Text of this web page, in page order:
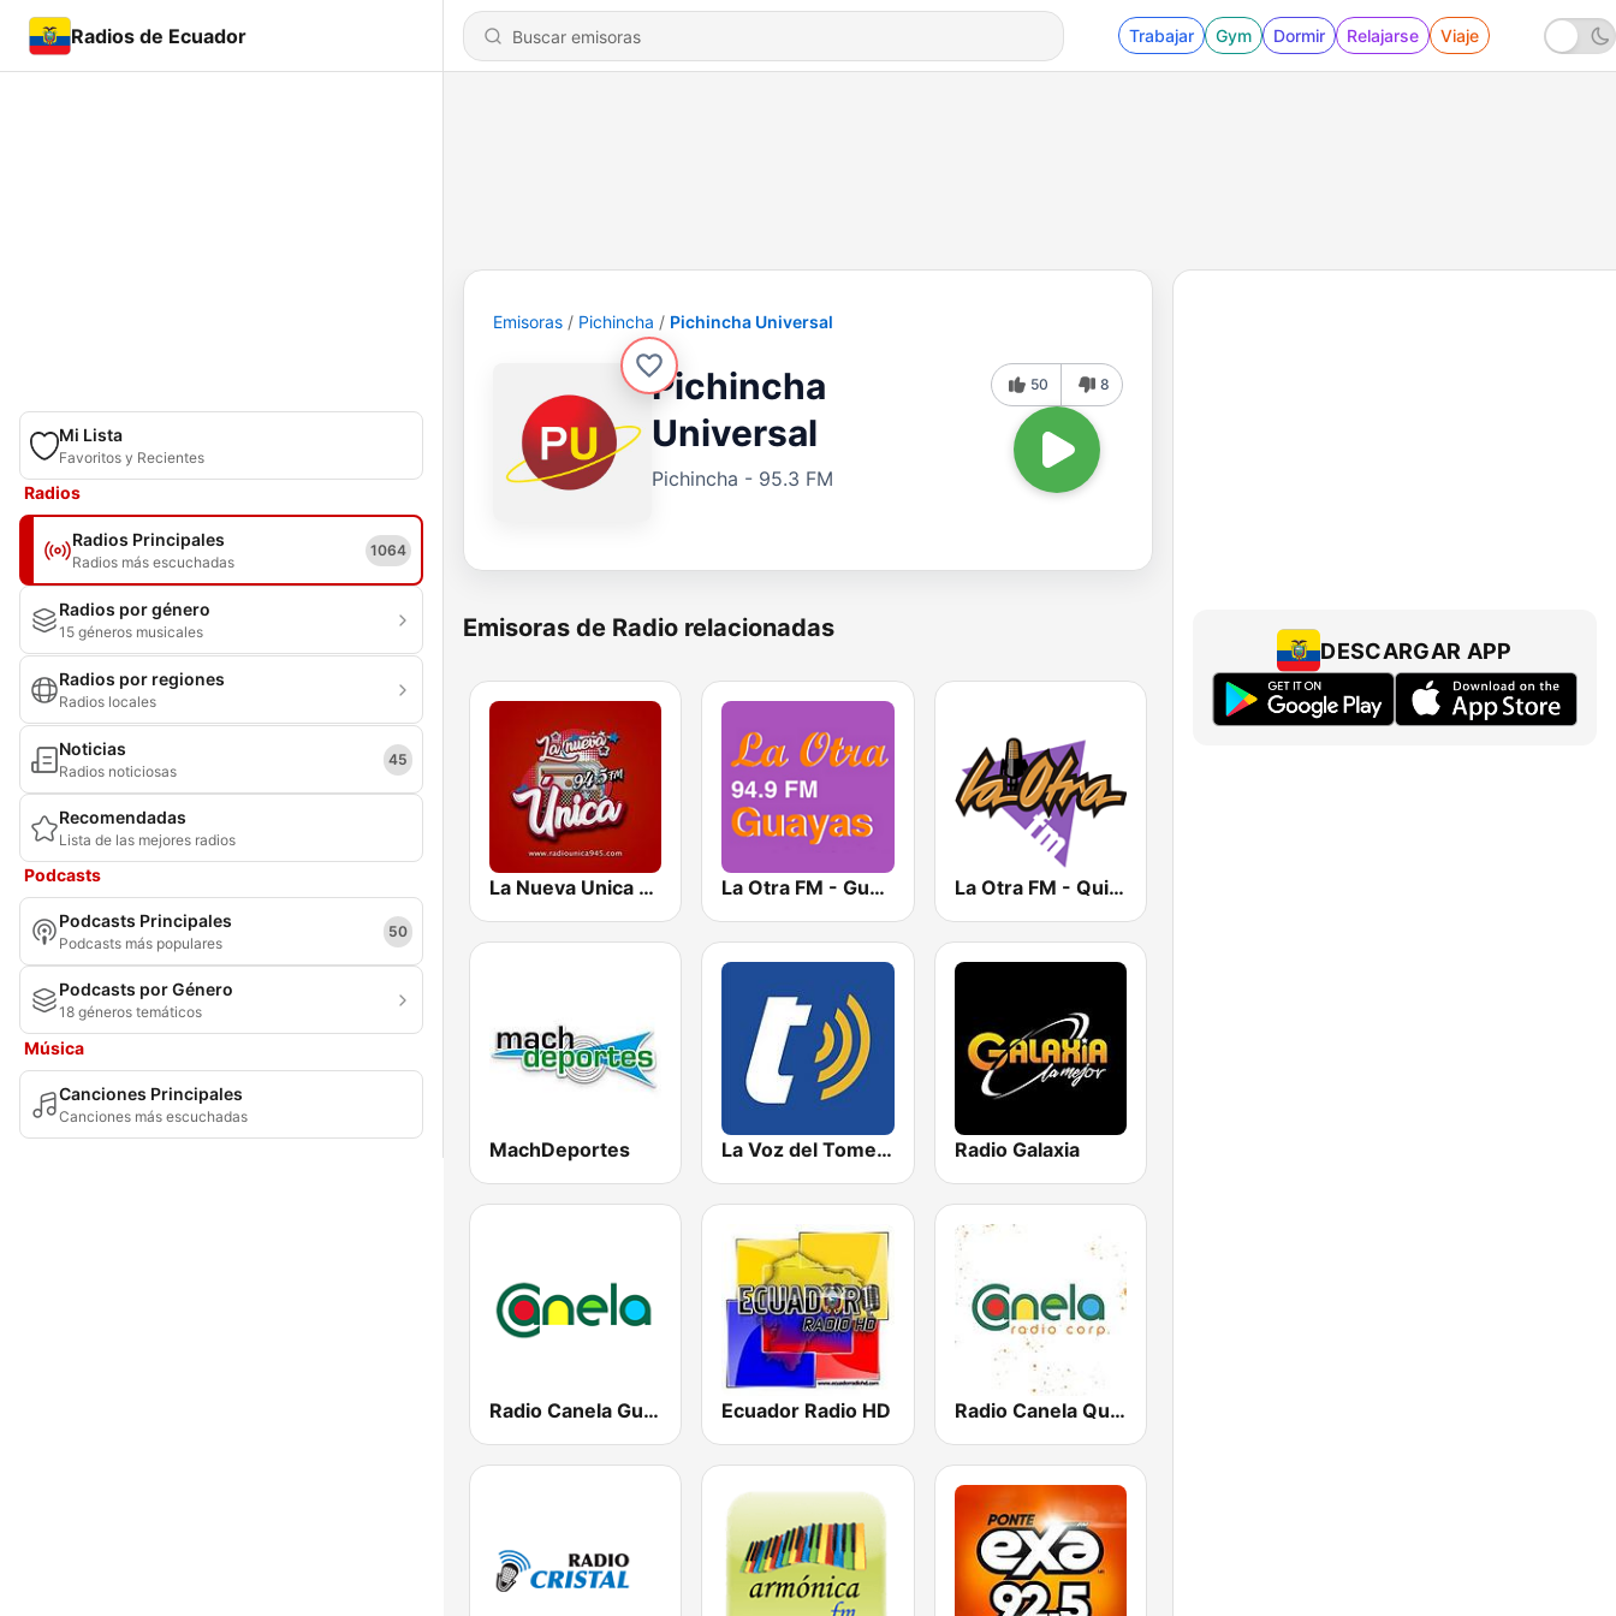
Radios de Ecuador Trabajar Gym Dormir Relajarse Viaje
Mi Lista
Favoritos y Recientes
Radios
Radios Principales
Radios más escuchadas
1064
Radios por género
15 géneros musicales
Radios por regiones
Radios locales
Noticias
Radios noticiosas
45
Recomendadas
Lista de las mejores radios
Podcasts
Podcasts Principales
Podcasts más populares
50
Podcasts por Género
18 géneros temáticos
Música
Canciones Principales
Canciones más escuchadas
Emisoras Pichincha Pichincha Universal
Pichincha
Universal
Pichincha - 95.3 FM
50 8
Emisoras de Radio relacionadas
La Nueva Unica 94.5 FM La Otra FM - Guayaquil La Otra FM - Quito
MachDeportes La Voz del Tomebamba Radio Galaxia
Radio Canela Guayas Ecuador Radio HD Radio Canela Quito
DESCARGAR APP